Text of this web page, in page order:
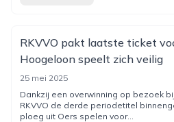
RKVVO pakt laatste ticket
Hoogeloon speelt zich veilig
25 mei 2025
Dankzij een overwinning op bezoek
RKVVO de derde periodetitel
ploeg uit Oers spelen voor...